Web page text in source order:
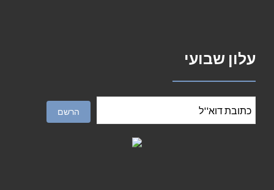
עלון שבועי